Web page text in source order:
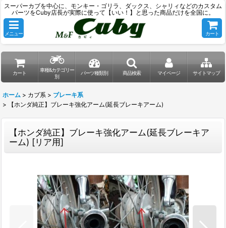
スーパーカブを中心に、モンキー・ゴリラ、ダックス、シャリィなどのカスタム
パーツをCuby店長が実際に使って【いい！】と思った商品だけを全国に。
メニュー カート
カート
車種&カテゴリー
別
パーツ種類別 商品検索 マイページ サイトマップ
ホーム > カブ系 > ブレーキ系
>
【ホンダ純正】ブレーキ強化アーム(延長ブレーキアーム)
【ホンダ純正】ブレーキ強化アーム(延長ブレーキア
ーム) [リア用]